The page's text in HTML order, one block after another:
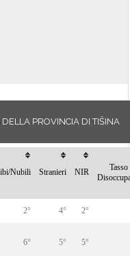
PROVINCIA DI TIŠINA
Nubili Stranieri NIR
2° 4° 2°
6° 5° 5°